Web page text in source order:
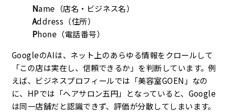
Name（店名・ビジネス名）
Address（住所）
Phone（電話番号）
GoogleのAIは、ネット上のあらゆる情報をクロールして
「この店は実在し、信頼できるか」を判断しています。例
えば、ビジネスプロフィールでは「美容室GOEN」なの
に、HPでは「ヘアサロン五円」となっていると、Google
は同一店舗だと認識できず、評価が分散してしまいます。